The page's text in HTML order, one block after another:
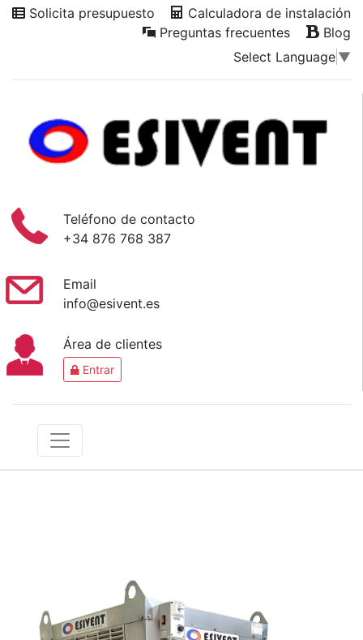
Solicita presupuesto
Calculadora de instalación
Preguntas frecuentes
Blog
Select Language ▼
Teléfono de contacto
+34 876 768 387
Email
info@esivent.es
Área de clientes
Entrar